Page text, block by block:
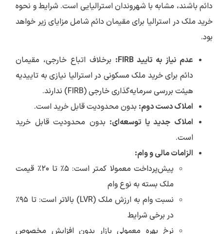
دائم باشند، مشابه با شهروندان استرالیایی است. شرایط و نحوه
خرید ملک در استرالیا برای مقیمان دائم شامل مزایای زیر خواهد
بود.
عدم نیاز به تایید FIRB:
برخلاف اتباع خارجی، مقیمان
دائم برای خرید ملک مسکونی در استرالیا نیازی به تاییدیه
هیئت بررسی سرمایه‌گذاری خارجی (FIRB) ندارند.
املاک دست دوم: بدون محدودیت قابل خرید است.
املاک جدید یا توسعه‌ای: بدون محدودیت قابل خرید
است.
الزامات مالی و وام:
پیش‌پرداخت معمولا کمتر است: ۵٪ تا ۲۰٪ قیمت
ملک بسته به نوع وام
نسبت وام به ارزش ملک (LVR) بالاتر است: تا ۹۵٪
در برخی شرایط
نرخ بهره معمولی بازار بدون افزایش مخصوص